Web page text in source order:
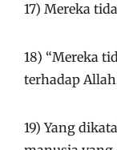
17) Mereka
18) “Mereka
terhadap
19) Yang